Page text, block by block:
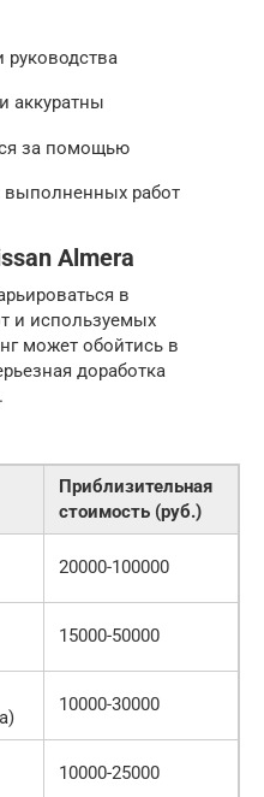
руководства
аккуратны
за помощью
выполненных работ
Almera
в
и используемых
может обойтись в
доработка
Приблизительная
стоимость (руб.)
20000-100000
15000-50000
10000-30000
10000-25000